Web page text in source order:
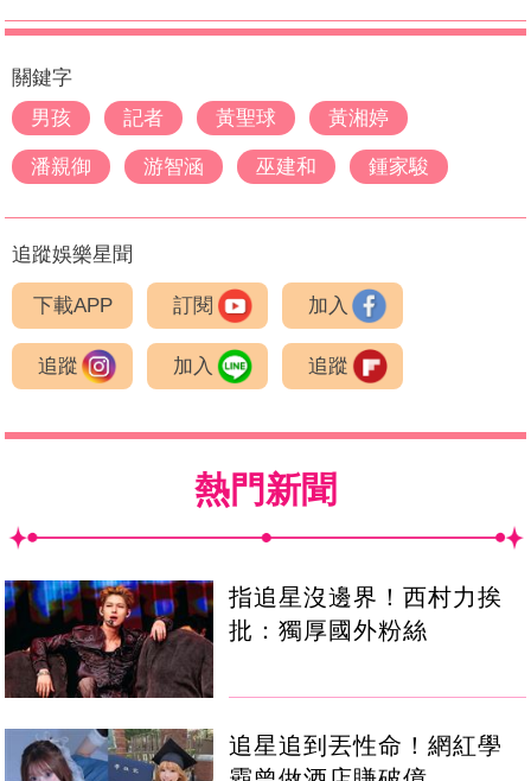
關鍵字
男孩
記者 黃聖球 黃湘婷
潘親御 游智涵 巫建和 鍾家駿
追蹤娛樂星聞
下載APP 訂閱 加入
追蹤 加入 追蹤
熱門新聞
指追星沒邊界！西村力挨
批：獨厚國外粉絲
追星追到丟性命！網紅學